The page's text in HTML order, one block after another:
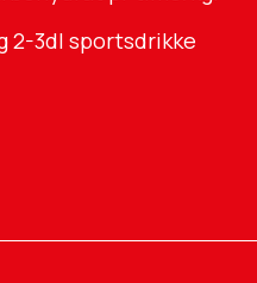
2-3dl sportsdrikke